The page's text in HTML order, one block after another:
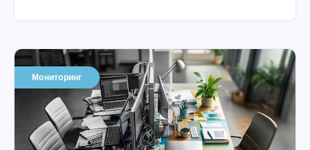
Мониторинг